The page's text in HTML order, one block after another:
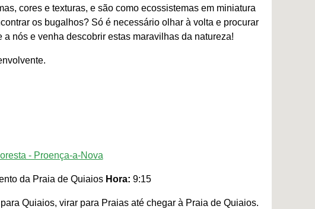
cores e texturas, e são como ecossistemas em miniatura
os bugalhos? Só é necessário olhar à volta e procurar
nós e venha descobrir estas maravilhas da natureza!
- Proença-a-Nova
da Praia de Quiaios Hora: 9:15
Quiaios, virar para Praias até chegar à Praia de Quiaios.